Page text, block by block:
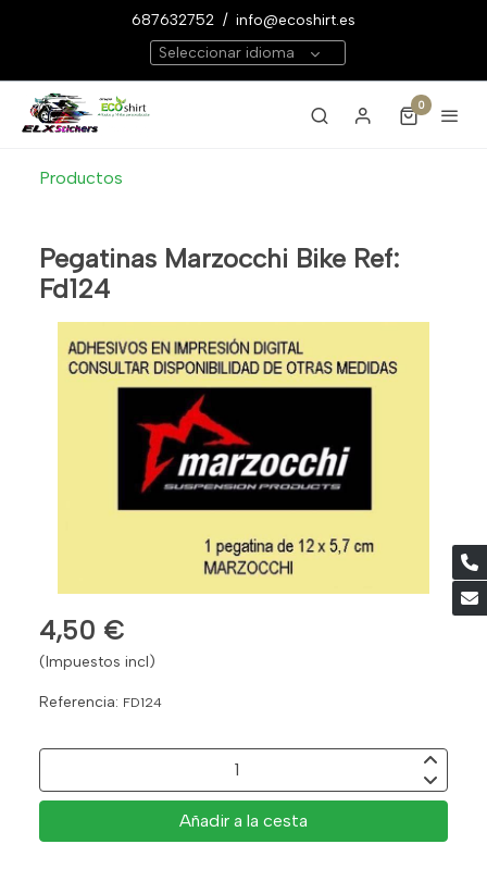
687632752 / info@ecoshirt.es
Seleccionar idioma
0
Productos
Pegatinas Marzocchi Bike Ref:
Fd124
4,50 €
(Impuestos incl)
Referencia: FD124
Añadir a la cesta